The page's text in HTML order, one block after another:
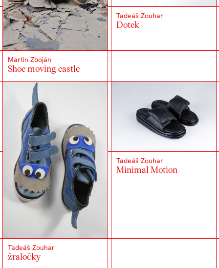
Martin Zboján
Shoe moving castle
Tadeáš Zouhar
Dotek
Tadeáš Zouhar
žraločky
Tadeáš Zouhar
Minimal Motion